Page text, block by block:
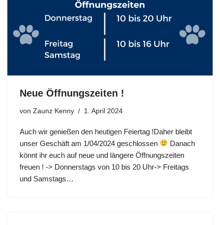
Neue Öffnungszeiten !
von Zaunz Kenny 1. April 2024
Auch wir genießen den heutigen Feiertag !Daher bleibt
unser Geschäft am 1/04/2024 geschlossen
Danach
könnt ihr euch auf neue und längere Öffnungszeiten
freuen ! -> Donnerstags von 10 bis 20 Uhr-> Freitags
und Samstags…